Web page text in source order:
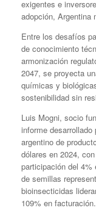
exigentes e
adopción, Argentina
Entre los desafíos
de conocimiento
armonización
2047, se proyecta
químicas y
sostenibilidad sin
Luis Mogni, socio
informe
argentino de
dólares en 2024,
participación del
de semillas
bioinsecticidas
109% en facturación.